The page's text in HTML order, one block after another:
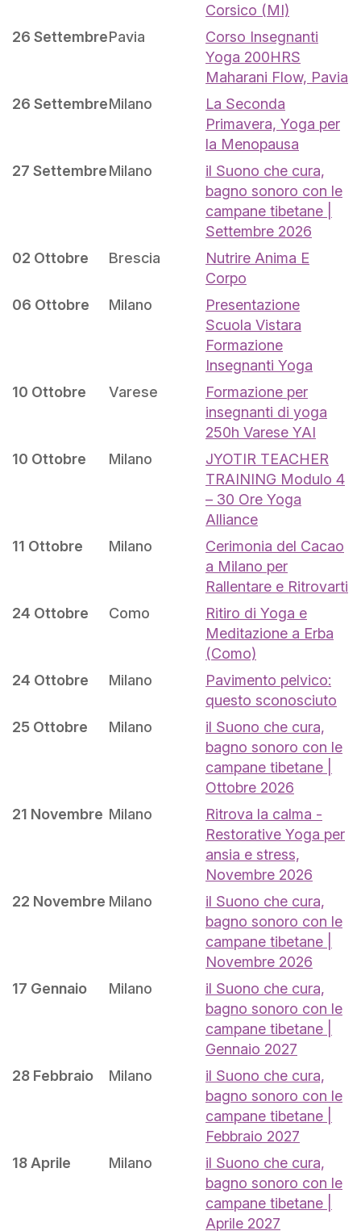
Corsico (MI)
26 SettembrePavia
Corso Insegnanti
Yoga 200HRS
Maharani Flow, Pavia
26 SettembreMilano
La Seconda
Primavera, Yoga per
la Menopausa
27 SettembreMilano
il Suono che cura,
bagno sonoro con le
campane tibetane |
Settembre 2026
02 Ottobre
Brescia
Nutrire Anima E
Corpo
06 Ottobre
Milano
Presentazione
Scuola Vistara
Formazione
Insegnanti Yoga
10 Ottobre
Varese
Formazione per
insegnanti di yoga
250h Varese YAI
10 Ottobre
Milano
JYOTIR TEACHER
TRAINING Modulo 4
– 30 Ore Yoga
Alliance
11 Ottobre
Milano
Cerimonia del Cacao
a Milano per
Rallentare e Ritrovarti
24 Ottobre
Como
Ritiro di Yoga e
Meditazione a Erba
(Como)
24 Ottobre
Milano
Pavimento pelvico:
questo sconosciuto
25 Ottobre
Milano
il Suono che cura,
bagno sonoro con le
campane tibetane |
Ottobre 2026
21 Novembre Milano
Ritrova la calma -
Restorative Yoga per
ansia e stress,
Novembre 2026
22 Novembre Milano
il Suono che cura,
bagno sonoro con le
campane tibetane |
Novembre 2026
17 Gennaio
Milano
il Suono che cura,
bagno sonoro con le
campane tibetane |
Gennaio 2027
28 Febbraio
Milano
il Suono che cura,
bagno sonoro con le
campane tibetane |
Febbraio 2027
18 Aprile
Milano
il Suono che cura,
bagno sonoro con le
campane tibetane |
Aprile 2027